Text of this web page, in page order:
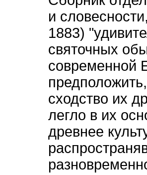
и
1883)
святочных
современной
сходство их
легло в их
древнее